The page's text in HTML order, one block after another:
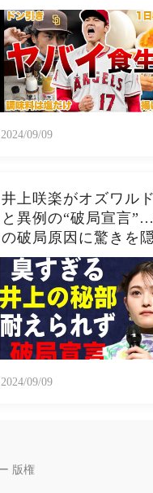
2024/09/09
井上咲楽がオズワル
と異例の“破局宣言
の破局原因に驚きを
い…井上咲楽の介護
真相
2024/09/09
版権